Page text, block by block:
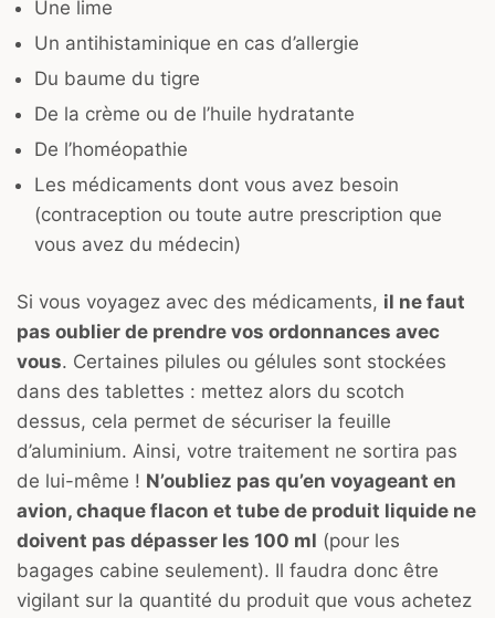
Une lime
Un antihistaminique en cas d’allergie
Du baume du tigre
De la crème ou de l’huile hydratante
De l’homéopathie
Les médicaments dont vous avez besoin
(contraception ou toute autre prescription que
vous avez du médecin)
Si vous voyagez avec des médicaments, il ne faut
pas oublier de prendre vos ordonnances avec
vous. Certaines pilules ou gélules sont stockées
dans des tablettes : mettez alors du scotch
dessus, cela permet de sécuriser la feuille
d’aluminium. Ainsi, votre traitement ne sortira pas
de lui-même ! N’oubliez pas qu’en voyageant en
avion, chaque flacon et tube de produit liquide ne
doivent pas dépasser les 100 ml (pour les
bagages cabine seulement). Il faudra donc être
vigilant sur la quantité du produit que vous achetez